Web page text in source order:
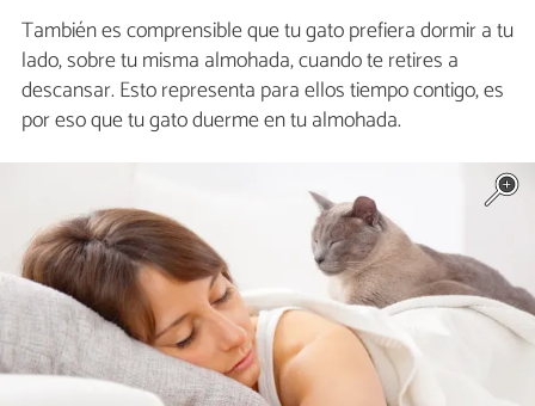
También es comprensible que tu gato prefiera dormir a tu
lado, sobre tu misma almohada, cuando te retires a
descansar. Esto representa para ellos tiempo contigo, es
por eso que tu gato duerme en tu almohada.